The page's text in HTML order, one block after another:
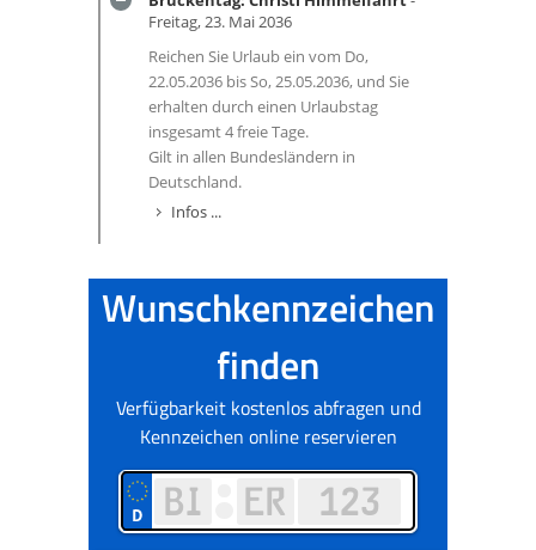
Freitag, 23. Mai 2036
Reichen Sie Urlaub ein vom Do,
22.05.2036 bis So, 25.05.2036, und Sie
erhalten durch einen Urlaubstag
insgesamt 4 freie Tage.
Gilt in allen Bundesländern in
Deutschland.
Infos ...